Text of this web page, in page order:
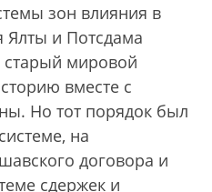
зон влияния в
Ялты и Потсдама
старый мировой
вместе с
Но тот порядок был
на
договора и
сдержек и